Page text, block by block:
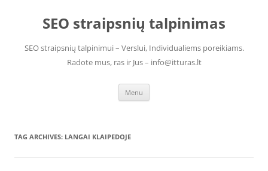
contentSEO straipsnių talpinimas
SEO straipsnių talpinimui – Verslui, Individualiems poreikiams.
Radote mus, ras ir Jus – info@itturas.lt
Menu
TAG ARCHIVES: LANGAI KLAIPEDOJE